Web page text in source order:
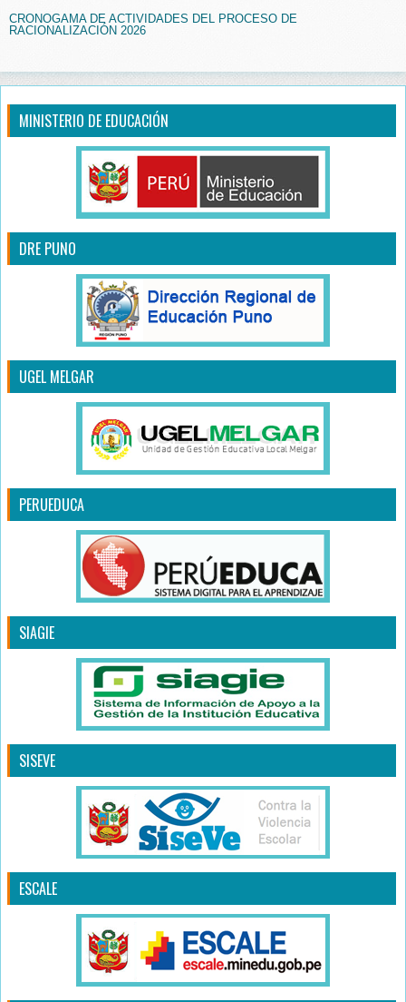
CRONOGAMA DE ACTIVIDADES DEL PROCESO DE
RACIONALIZACIÓN 2026
MINISTERIO DE EDUCACIÓN
DRE PUNO
UGEL MELGAR
PERUEDUCA
SIAGIE
SISEVE
ESCALE